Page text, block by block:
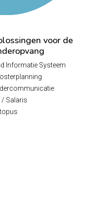
voor de
Informatie Systeem
/ Salaris